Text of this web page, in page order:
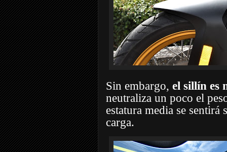
Sin embargo, el sillín es
neutraliza un poco el
estatura media se
carga.